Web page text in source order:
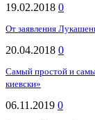
19.02.2018 0
От заявления
20.04.2018 0
Самый простой и
киевски»
06.11.2019 0